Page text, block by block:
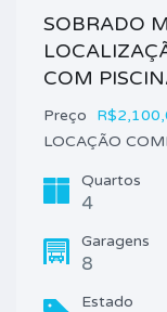
SOBRADO
COM
Preço
LOCAÇÃO
Quartos
4
Garagens
8
Estado